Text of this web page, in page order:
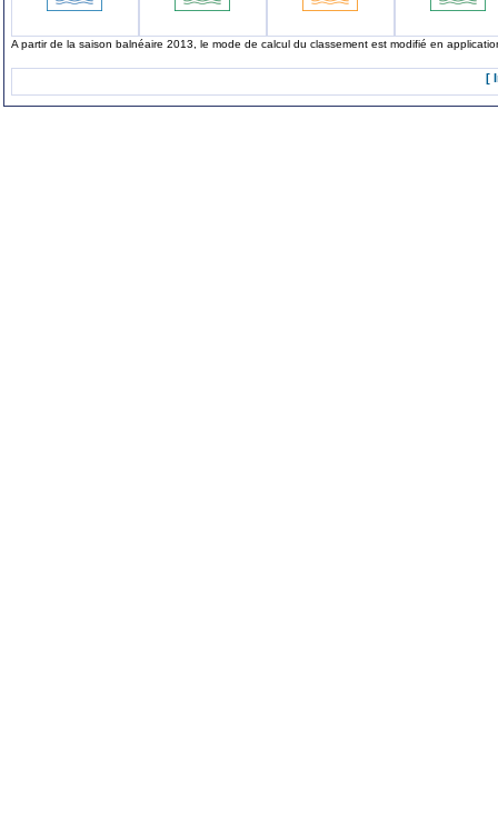
A partir de la saison balnéaire 2013, le mode de calcul du classement est modifié en
[